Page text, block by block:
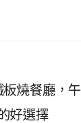
燒餐廳，
好選擇